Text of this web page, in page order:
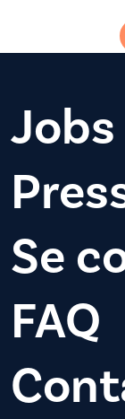
Jobs
Se
FAQ